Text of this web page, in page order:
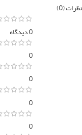
نظرات (0)
0 دیدگاه
0
0
0
0